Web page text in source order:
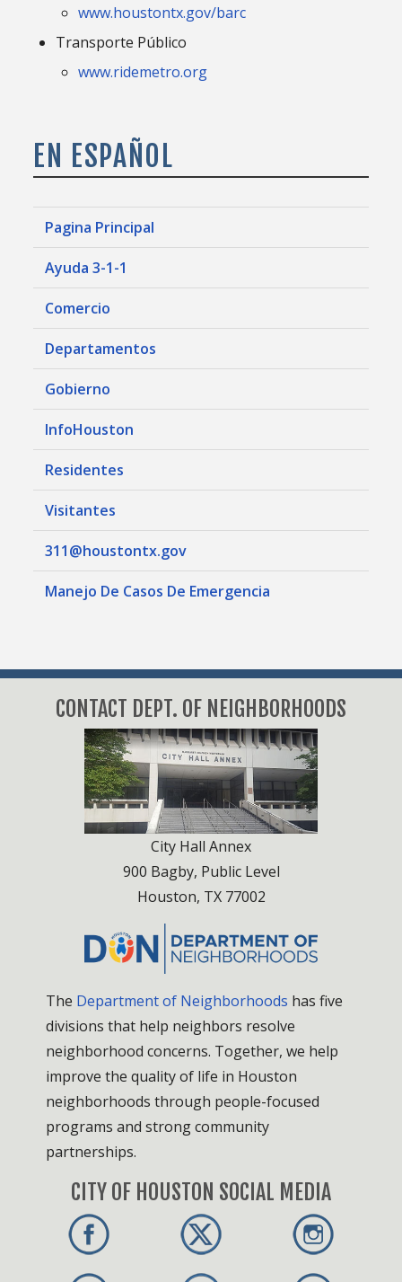
www.houstontx.gov/barc
Transporte Público
www.ridemetro.org
EN ESPAÑOL
Pagina Principal
Ayuda 3-1-1
Comercio
Departamentos
Gobierno
InfoHouston
Residentes
Visitantes
311@houstontx.gov
Manejo De Casos De Emergencia
CONTACT DEPT. OF NEIGHBORHOODS
City Hall Annex
900 Bagby, Public Level
Houston, TX 77002
The Department of Neighborhoods has five
divisions that help neighbors resolve
neighborhood concerns. Together, we help
improve the quality of life in Houston
neighborhoods through people-focused
programs and strong community
partnerships.
CITY OF HOUSTON SOCIAL MEDIA